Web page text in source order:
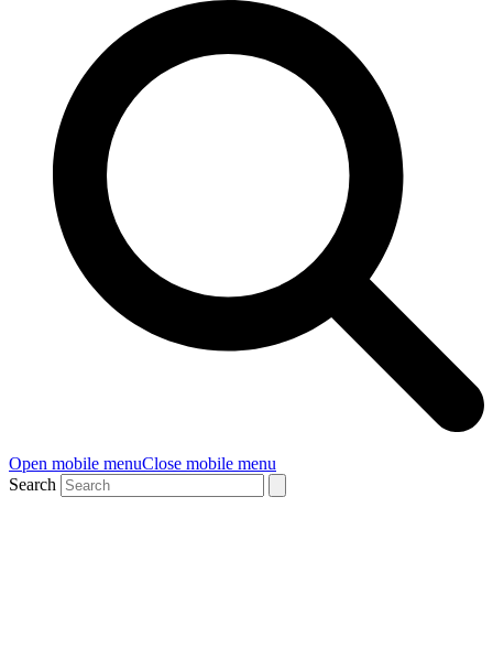
Open mobile menuClose mobile menu
Search